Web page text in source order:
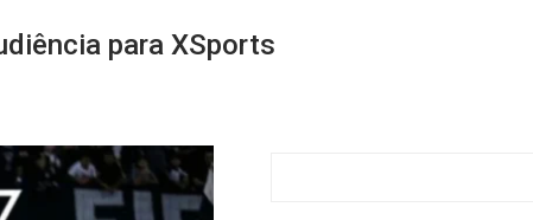
para XSports